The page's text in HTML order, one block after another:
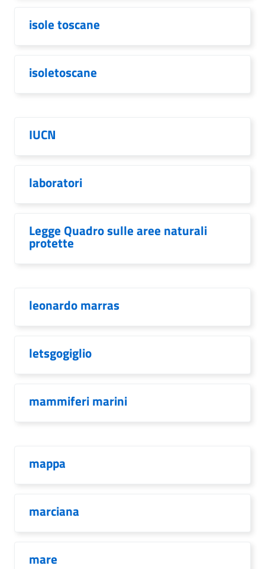
isole toscane
isoletoscane
IUCN
laboratori
Legge Quadro sulle aree naturali
protette
leonardo marras
letsgogiglio
mammiferi marini
mappa
marciana
mare